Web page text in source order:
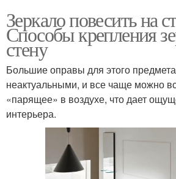
Зеркало повесить на
Способы крепления
стену
Большие оправы для этого
неактуальными, и все чаще можно
«парящее» в воздухе, что дает
интерьера.